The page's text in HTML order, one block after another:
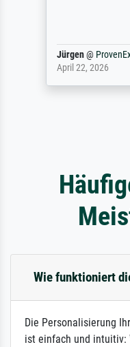
Jürgen@
April 22, 2026
Wie funktioniert
Die Personalisierung
ist einfach und intuitiv: